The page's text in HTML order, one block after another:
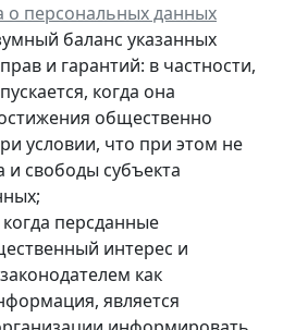
о персональных данных
баланс указанных
и гарантий: в частности,
когда она
общественно
условии, что при этом не
свободы субъекта
персданные
интерес и
как
является